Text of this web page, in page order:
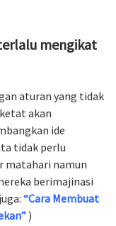
mengikat
aturan yang tidak
akan
ide
tidak perlu
matahari namun
berimajinasi
“Cara Membuat
)